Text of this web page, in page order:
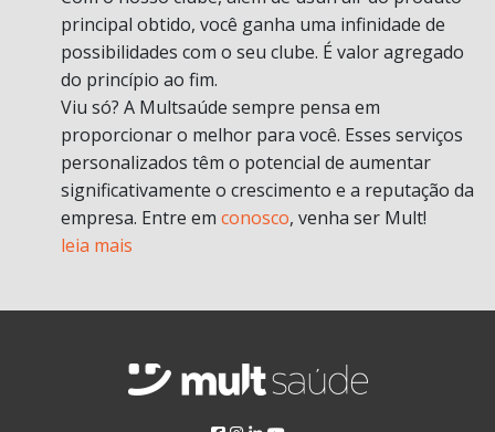
principal obtido, você ganha uma infinidade de
possibilidades com o seu clube. É valor agregado
do princípio ao fim.
Viu só? A Multsaúde sempre pensa em
proporcionar o melhor para você. Esses serviços
personalizados têm o potencial de aumentar
significativamente o crescimento e a reputação da
empresa. Entre em conosco, venha ser Mult!
leia mais